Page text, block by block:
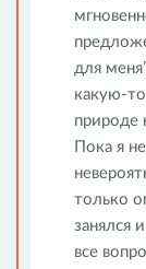
для
какую-
природе
Пока я
только
занялся
все